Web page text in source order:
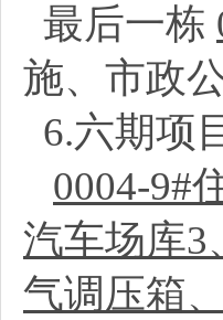
最后一栋
施、市政
6.六期项
0004-9#
汽车场库3
气调压箱